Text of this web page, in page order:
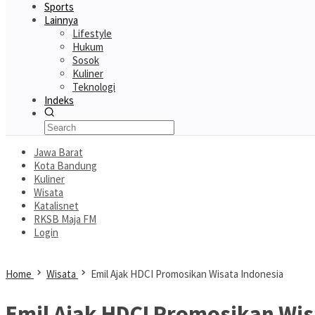
Sports
Lainnya
Lifestyle
Hukum
Sosok
Kuliner
Teknologi
Indeks
Jawa Barat
Kota Bandung
Kuliner
Wisata
Katalisnet
RKSB Maja FM
Login
Home Wisata Emil Ajak HDCI Promosikan Wisata Indonesia